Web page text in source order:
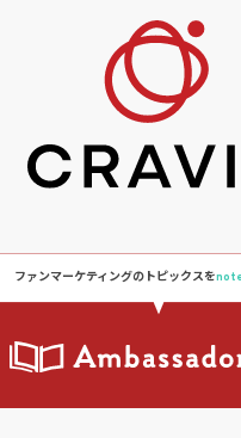
ファンマーケティングのトピックスを